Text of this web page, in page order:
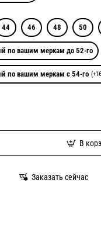
44 46 48 50
по вашим меркам до 52-го
по вашим меркам с 54-го
В
Заказать сейчас